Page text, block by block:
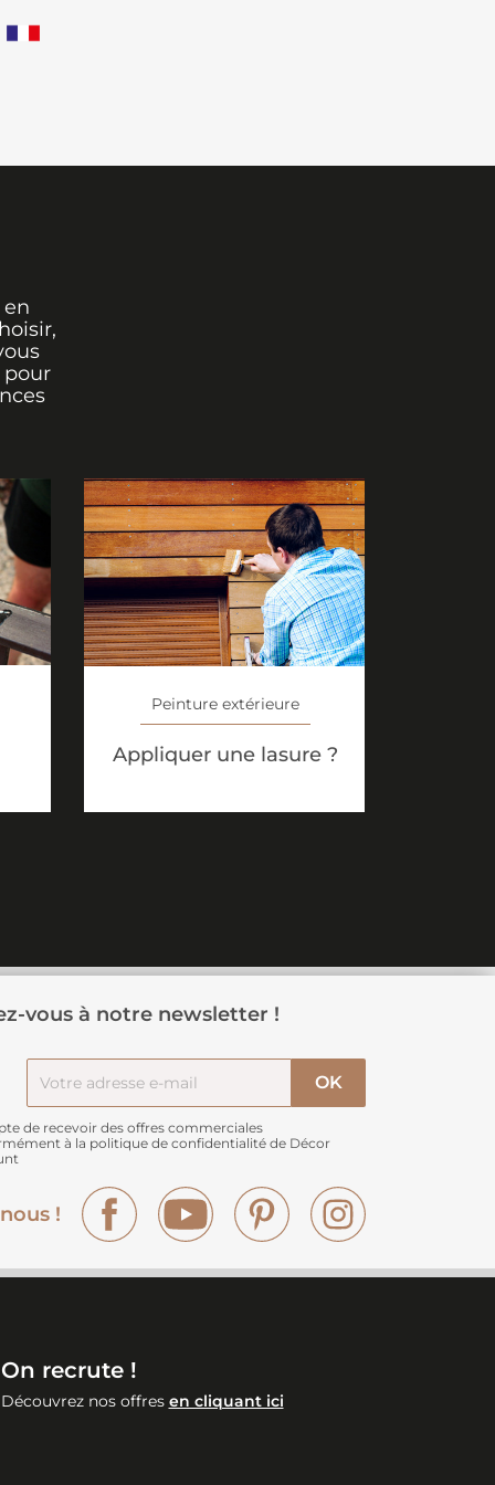
pour
Peinture extérieure
Appliquer une lasure ?
vous à notre newsletter !
de recevoir des offres commerciales
à la politique de confidentialité de Décor
!
Facebook YouTube Pinterest
On recrute !
Découvrez nos offres en cliquant ici